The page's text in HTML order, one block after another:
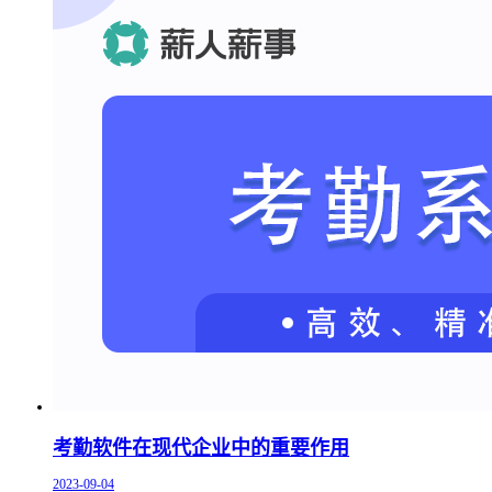
考勤软件在现代企业中的重要作用
2023-09-04